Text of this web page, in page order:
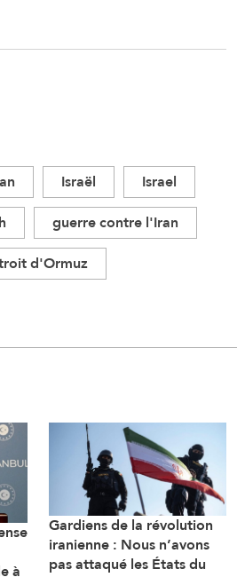
Israël
Israel
guerre contre l'Iran
d'Ormuz
à
Gardiens de la révolution
iranienne : Nous n’avons
pas attaqué les États du